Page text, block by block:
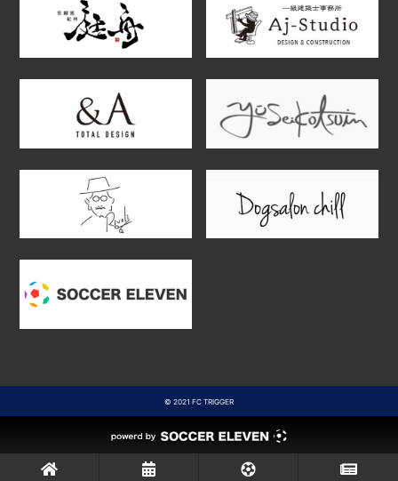
© 2021 FC TRIGGER